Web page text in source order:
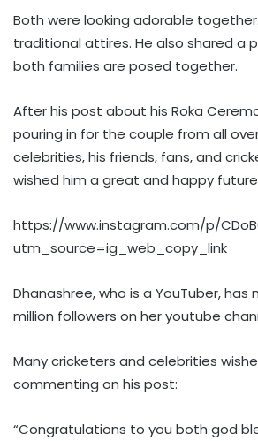
Both were looking adorable
traditional attires. He also shared a
both families are posed together.
After his post about his Roka
pouring in for the couple from all
celebrities, his friends, fans, and
wished him a great and happy
https://www.instagram.com/p/
utm_source=ig_web_copy_link
Dhanashree, who is a YouTuber, has
million followers on her youtube
Many cricketers and celebrities
commenting on his post:
“Congratulations to you both god